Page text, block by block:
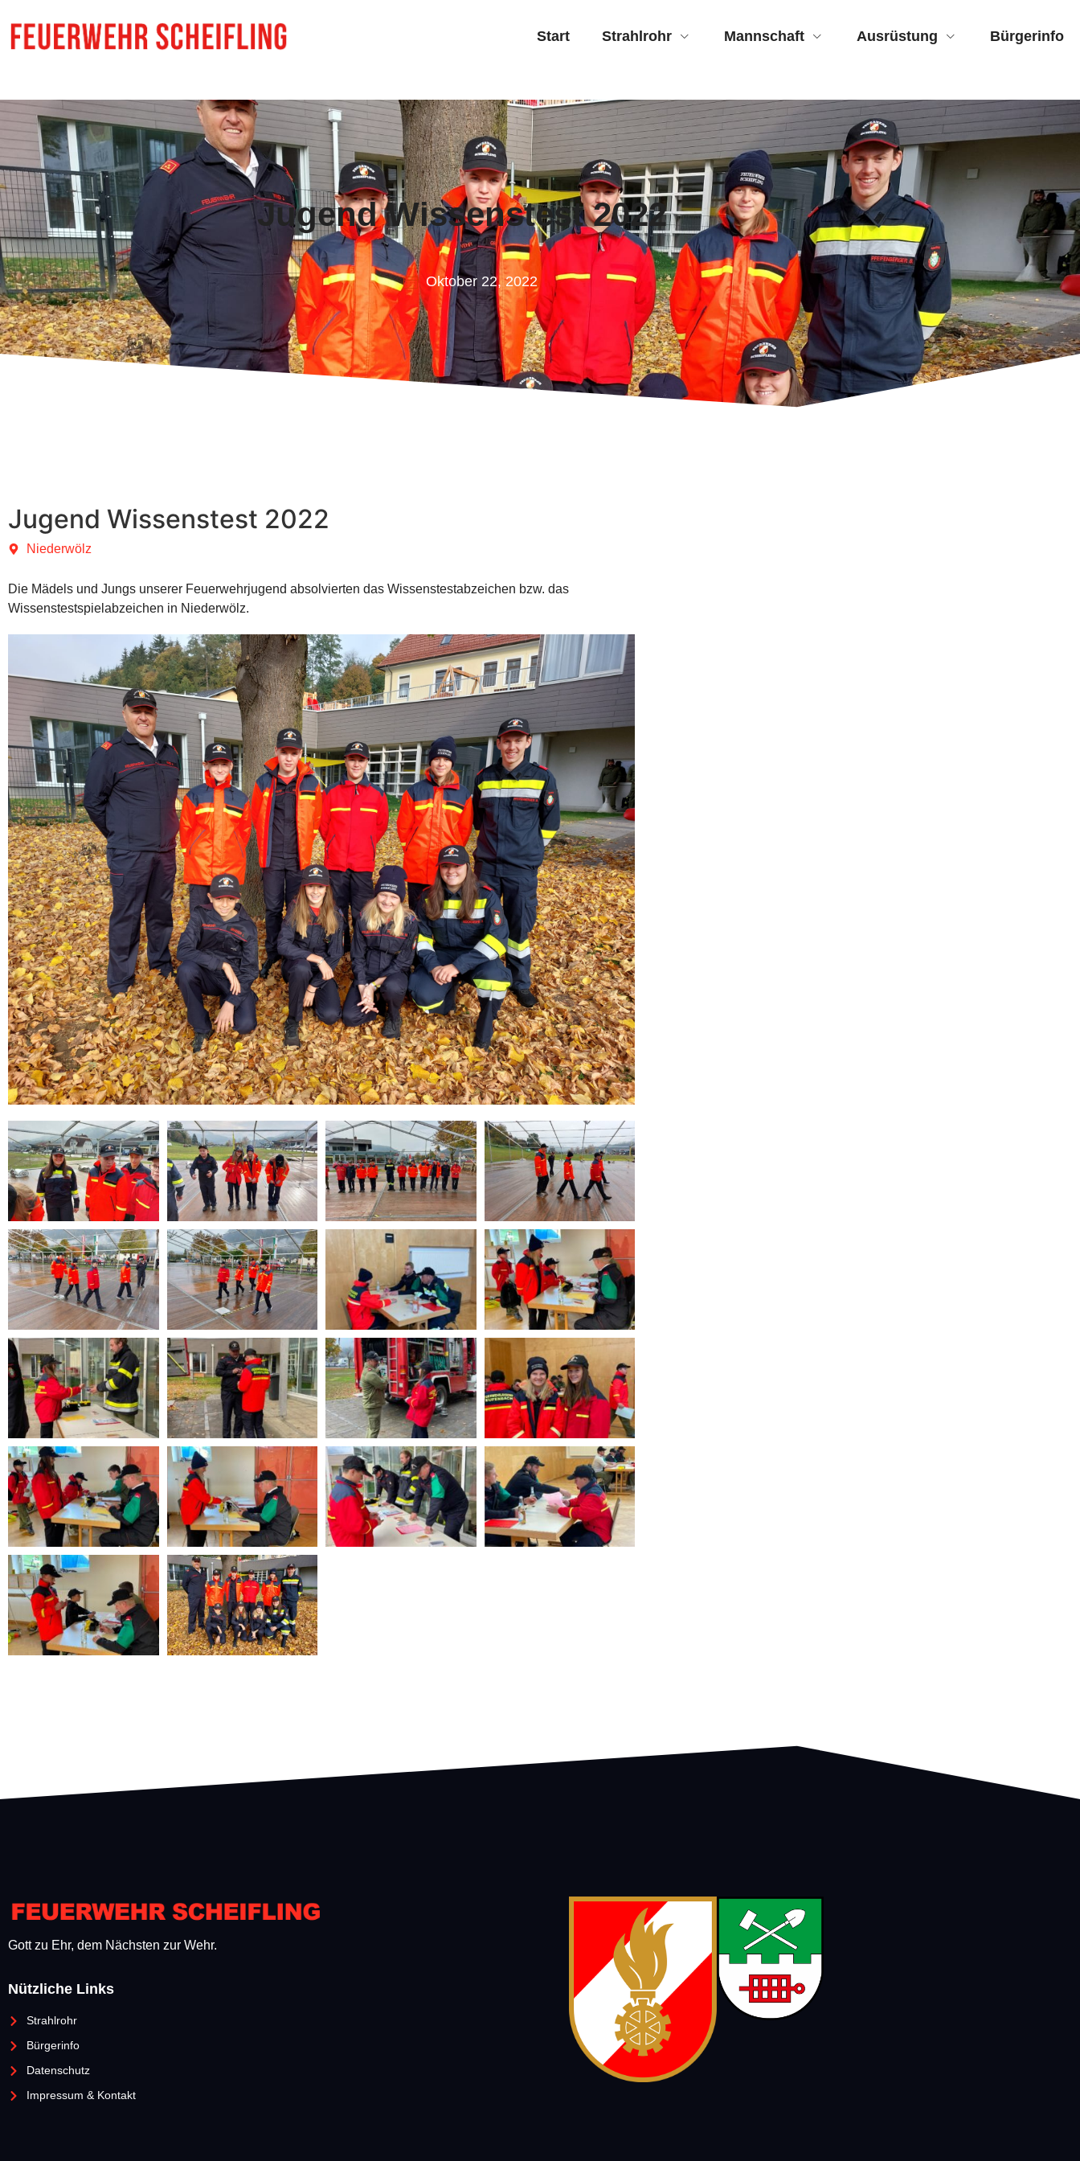
Start Strahlrohr Mannschaft Ausrüstung Bürgerinfo
Jugend Wissenstest 2022
Oktober 22, 2022
Jugend Wissenstest 2022
Niederwölz
Die Mädels und Jungs unserer Feuerwehrjugend absolvierten das Wissenstestabzeichen bzw. das
Wissenstestspielabzeichen in Niederwölz.
Gott zu Ehr, dem Nächsten zur Wehr.
Nützliche Links
Strahlrohr
Bürgerinfo
Datenschutz
Impressum & Kontakt